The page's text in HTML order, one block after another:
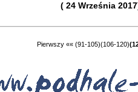
( 24 Września
Pierwszy «« (91-105)(106-120)